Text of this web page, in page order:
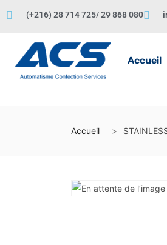
(+216) 28 714 725/ 29 868 080
Accueil
Accueil